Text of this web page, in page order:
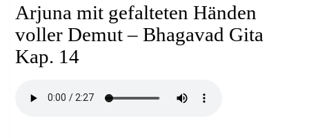
Arjuna mit gefalteten Händen
voller Demut – Bhagavad Gita
Kap. 14